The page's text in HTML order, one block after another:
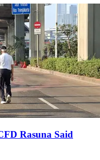
Rasuna Said